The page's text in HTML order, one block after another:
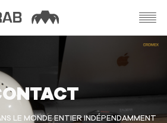
LE MONDE ENTIER INDÉPENDAMMENT